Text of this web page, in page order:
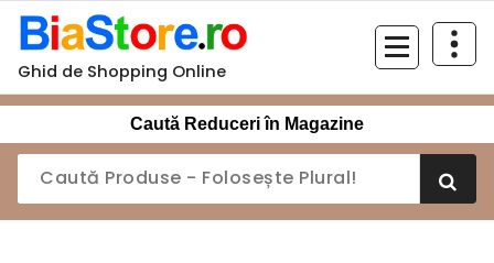
Sari
conținut
Ghid de Shopping Online
Caută Reduceri în Magazine